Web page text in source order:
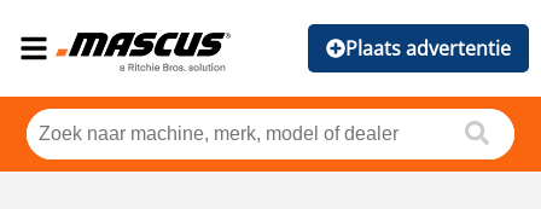
Plaats advertentie